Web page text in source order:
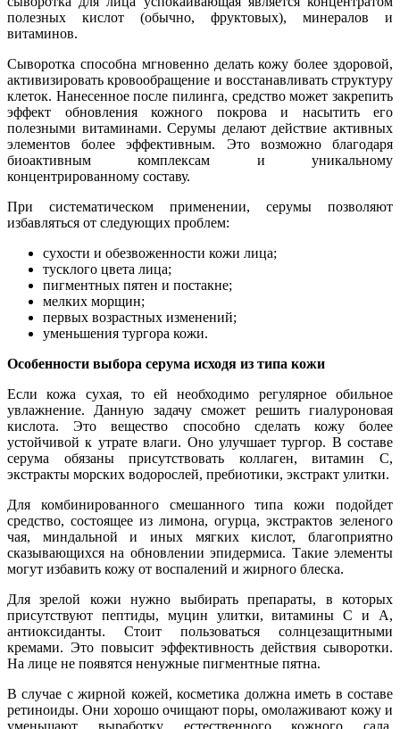
полезных кислот (обычно, фруктовых), минералов и
витаминов.
Сыворотка способна мгновенно делать кожу более здоровой,
активизировать кровообращение и восстанавливать структуру
клеток. Нанесенное после пилинга, средство может закрепить
эффект обновления кожного покрова и насытить его
полезными витаминами. Серумы делают действие активных
элементов более эффективным. Это возможно благодаря
биоактивным комплексам и уникальному
концентрированному составу.
При систематическом применении, серумы позволяют
избавляться от следующих проблем:
сухости и обезвоженности кожи лица;
тусклого цвета лица;
пигментных пятен и постакне;
мелких морщин;
первых возрастных изменений;
уменьшения тургора кожи.
Особенности выбора серума исходя из типа кожи
Если кожа сухая, то ей необходимо регулярное обильное
увлажнение. Данную задачу сможет решить гиалуроновая
кислота. Это вещество способно сделать кожу более
устойчивой к утрате влаги. Оно улучшает тургор. В составе
серума обязаны присутствовать коллаген, витамин С,
экстракты морских водорослей, пребиотики, экстракт улитки.
Для комбинированного смешанного типа кожи подойдет
средство, состоящее из лимона, огурца, экстрактов зеленого
чая, миндальной и иных мягких кислот, благоприятно
сказывающихся на обновлении эпидермиса. Такие элементы
могут избавить кожу от воспалений и жирного блеска.
Для зрелой кожи нужно выбирать препараты, в которых
присутствуют пептиды, муцин улитки, витамины С и А,
антиоксиданты. Стоит пользоваться солнцезащитными
кремами. Это повысит эффективность действия сыворотки.
На лице не появятся ненужные пигментные пятна.
В случае с жирной кожей, косметика должна иметь в составе
ретиноиды. Они хорошо очищают поры, омолаживают кожу и
уменьшают выработку естественного кожного сала.